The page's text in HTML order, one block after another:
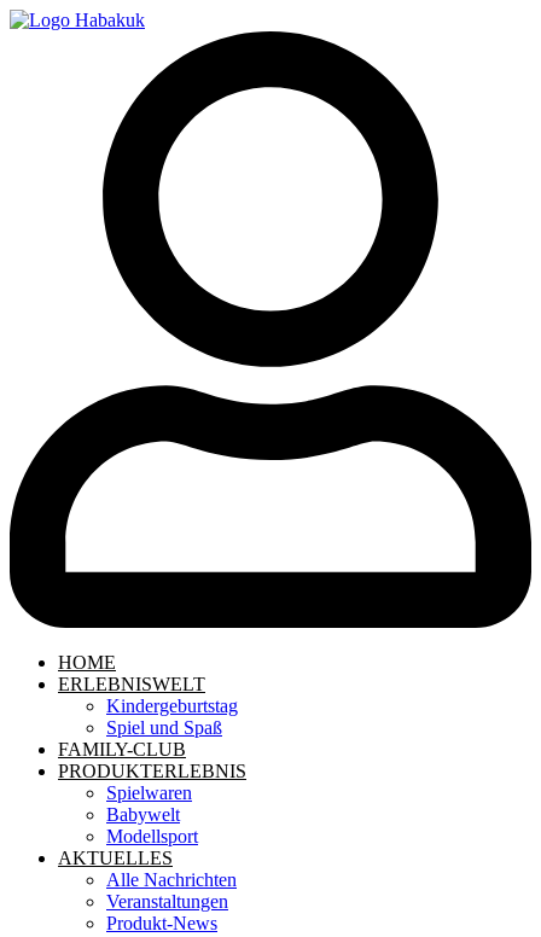
HOME
ERLEBNISWELT
Kindergeburtstag
Spiel und Spaß
FAMILY-CLUB
PRODUKTERLEBNIS
Spielwaren
Babywelt
Modellsport
AKTUELLES
Alle Nachrichten
Veranstaltungen
Produkt-News